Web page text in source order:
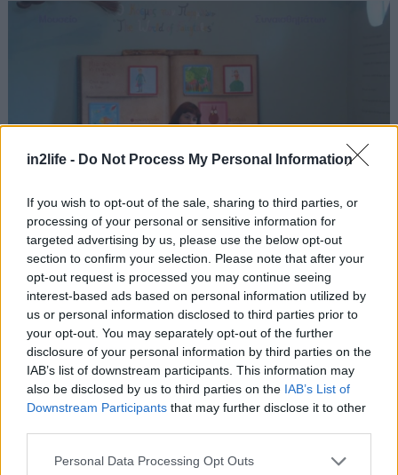
in2life - Do Not Process My Personal Information
If you wish to opt-out of the sale, sharing to third parties, or
processing of your personal or sensitive information for
targeted advertising by us, please use the below opt-out
section to confirm your selection. Please note that after your
opt-out request is processed you may continue seeing
interest-based ads based on personal information utilized by
us or personal information disclosed to third parties prior to
your opt-out. You may separately opt-out of the further
disclosure of your personal information by third parties on the
IAB’s list of downstream participants. This information may
also be disclosed by us to third parties on the IAB’s List of
Downstream Participants that may further disclose it to other
Please note that this website/app uses one or more Google
Personal Data Processing Opt Outs
Πρόκειται για ένα διεθνώς μοναδικό διαδραστικό
μουσείο που χρησιμοποιεί εκθέματα, παιχνίδια και
παραμύθια για να ενθαρρύνει τα παιδιά να
γνωρίσουν τον εαυτό τους και να κατανοήσουν
τον κόσμο των συναισθημάτων. Πραγματοποιεί
επιπλέον κυριακάτικα εργαστήρια – η είσοδος
στοιχίζει 8€, μαζί με την πρόσβαση στην έκθεση